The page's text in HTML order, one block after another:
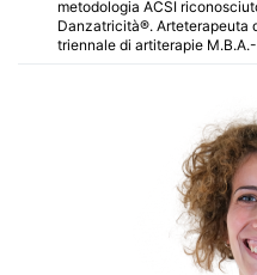
metodologia ACSI
Danzatricità®. Arteterapeuta
triennale di artiterapie